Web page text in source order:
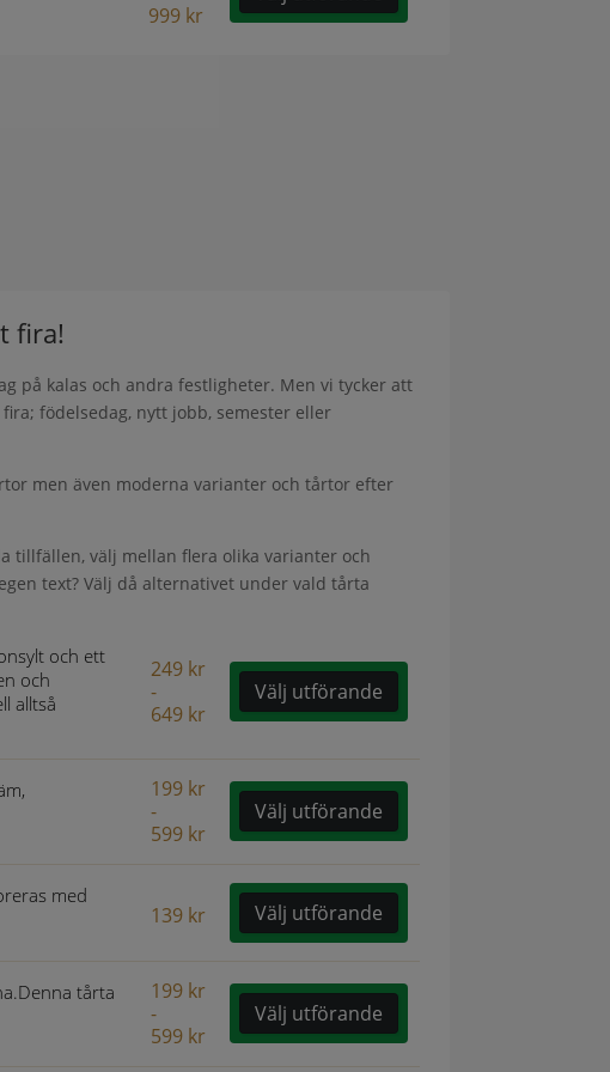
999 kr
fira!
på kalas och andra festligheter. Men vi tycker att
födelsedag, nytt jobb, semester eller
men även moderna varianter och tårtor efter
tillfällen, välj mellan flera olika varianter och
text? Välj då alternativet under vald tårta
och ett
och
alltså
249 kr
-
649 kr
Välj utförande
199 kr
-
599 kr
Välj utförande
med
139 kr Välj utförande
tårta
199 kr
-
599 kr
Välj utförande